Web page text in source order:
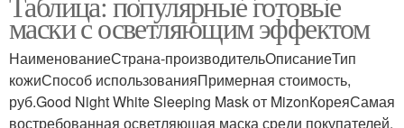
маски с осветляющим эффектом
НаименованиеСтрана-производительОписаниеТип
кожиСпособ использованияПримерная стоимость,
руб.Good Night White Sleeping Mask от MizonКореяСамая
востребованная осветляющая маска среди покупателей.